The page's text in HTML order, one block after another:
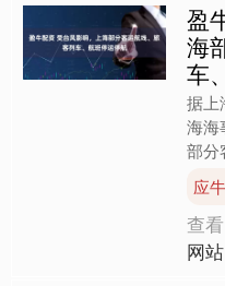
盈
海
车
据上
海海
部分
运
全
应
查看
网站